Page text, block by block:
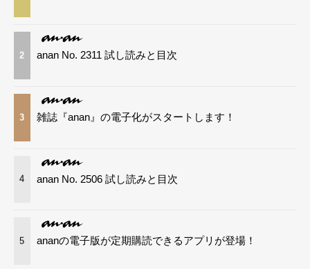
2 anan No. 2311 試し読みと目次
3 雑誌『anan』の電子化がスタートします！
4 anan No. 2506 試し読みと目次
5 ananの電子版が定期購読できるアプリが登場！